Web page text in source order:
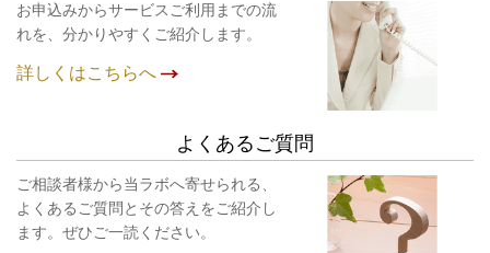
お申込みからサービスご利用までの流
れを、分かりやすくご紹介します。
詳しくはこちらへ
よくあるご質問
ご相談者様から当ラボへ寄せられる、
よくあるご質問とその答えをご紹介し
ます。ぜひご一読ください。